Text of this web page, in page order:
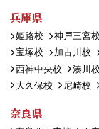
兵庫県
姫路校 神戸三宮校
宝塚校
加古川校
西神中央校
湊川校
大久保校
尼崎校
奈良県